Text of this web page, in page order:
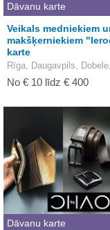
Dāvanu karte
Veikals medniekiem
makšķerniekiem
karte
Rīga, Daugavpils,
No € 10 līdz € 400
Dāvanu karte